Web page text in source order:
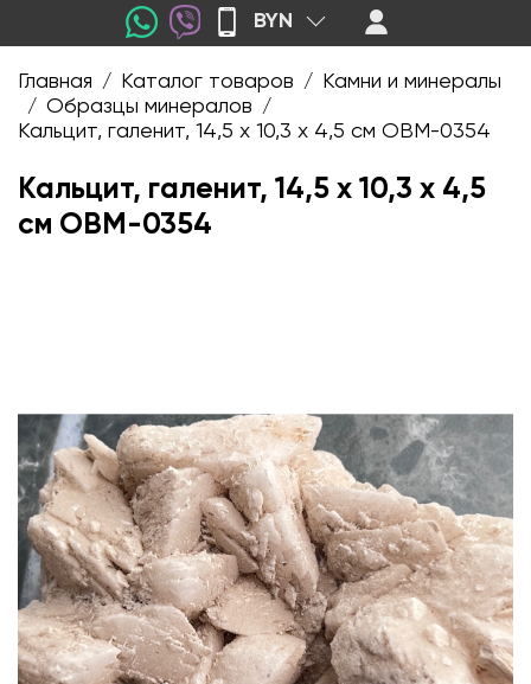
BYN
Главная / Каталог товаров / Камни и минералы
/ Образцы минералов /
Кальцит, галенит, 14,5 х 10,3 х 4,5 см OBM-0354
Кальцит, галенит, 14,5 х 10,3 х 4,5
см OBM-0354